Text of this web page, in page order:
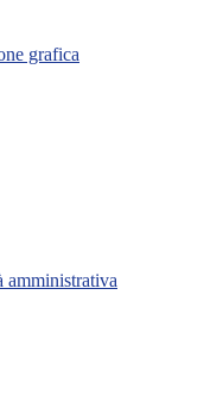
grafica
amministrativa